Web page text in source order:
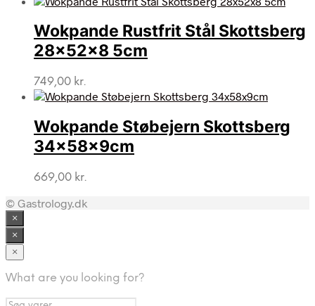
Wokpande Rustfrit Stål Skottsberg
28x52x8 5cm
749,00 kr.
Wokpande Støbejern Skottsberg
34x58x9cm
669,00 kr.
© Gastrology.dk
×
×
×
What are you looking for?